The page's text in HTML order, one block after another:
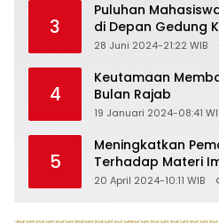
3
Puluhan
di Depan Gedung
28 Juni 2024-21:22 WIB
4
Keutamaan
Bulan Rajab
19 Januari 2024-08:41
5
Meningkatkan
Terhadap Materi
Allah Melalui
20 April 2024-10:11 WIB